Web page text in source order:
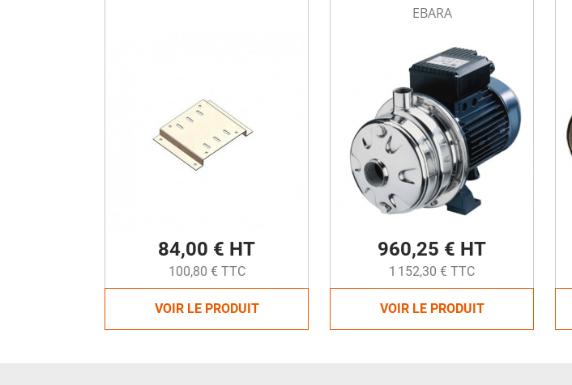
84,00 € HT
100,80 € TTC
VOIR LE PRODUIT
EBARA
960,25 € HT
1 152,30 € TTC
VOIR LE PRODUIT